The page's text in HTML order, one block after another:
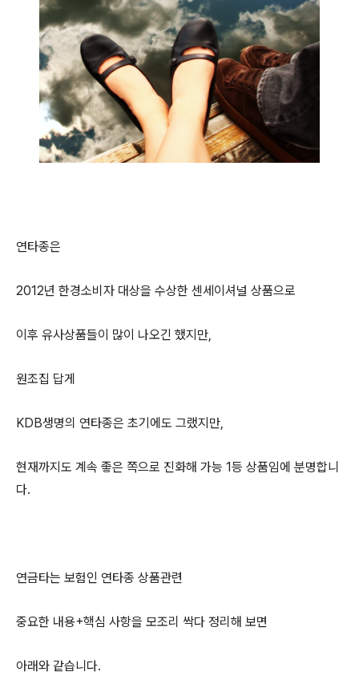
연타종은
2012년 한경소비자 대상을 수상한 센세이셔널 상품으로
이후 유사상품들이 많이 나오긴 했지만,
원조집 답게
KDB생명의 연타종은 초기에도 그랬지만,
현재까지도 계속 좋은 쪽으로 진화해 가능 1등 상품임에 분명합니
다.
연금타는 보험인 연타종 상품관련
중요한 내용+핵심 사항을 모조리 싹다 정리해 보면
아래와 같습니다.